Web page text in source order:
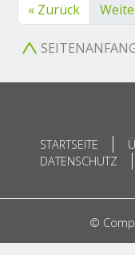
« Zurück
STARTSEITE
DATENSCHUTZ
©